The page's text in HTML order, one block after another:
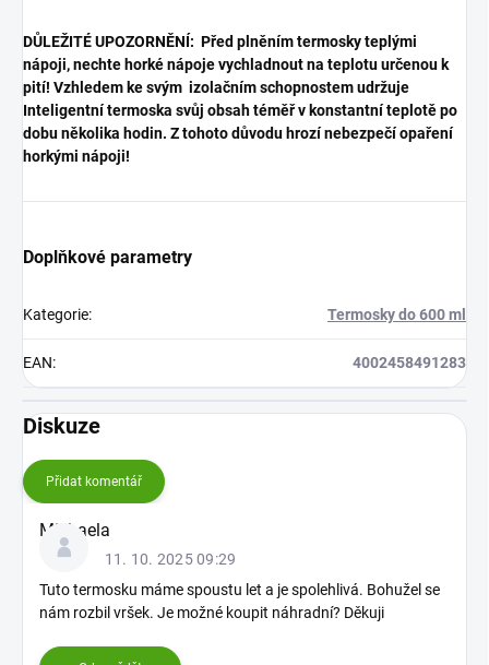
DŮLEŽITÉ UPOZORNĚNÍ: Před plněním termosky teplými
nápoji, nechte horké nápoje vychladnout na teplotu určenou k
pití! Vzhledem ke svým izolačním schopnostem udržuje
Inteligentní termoska svůj obsah téměř v konstantní teplotě po
dobu několika hodin. Z tohoto důvodu hrozí nebezpečí opaření
horkými nápoji!
Doplňkové parametry
Kategorie: Termosky do 600 ml
EAN: 4002458491283
Diskuze
Přidat komentář
Michaela
11. 10. 2025 09:29
Tuto termosku máme spoustu let a je spolehlivá. Bohužel se
nám rozbil vršek. Je možné koupit náhradní? Děkuji